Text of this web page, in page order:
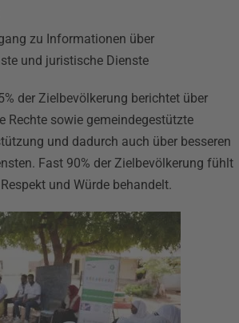
zu Informationen über
und juristische Dienste
der Zielbevölkerung berichtet über
Rechte sowie gemeindegestützte
und dadurch auch über besseren
Fast 90% der Zielbevölkerung fühlt
und Würde behandelt.